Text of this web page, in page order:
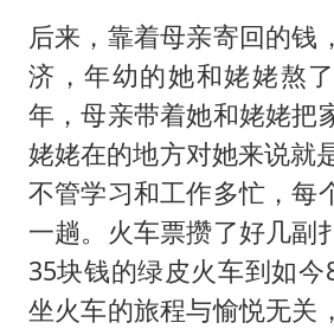
后来，靠着母亲寄回的钱
济，年幼的她和姥姥熬
年，母亲带着她和姥姥把
姥姥在的地方对她来说就
不管学习和工作多忙，每
一趟。火车票攒了好几副
35块钱的绿皮火车到如今
坐火车的旅程与愉悦无关